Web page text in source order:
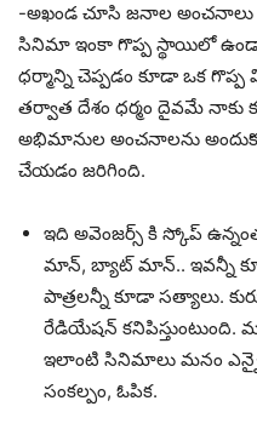
-అఖండ చూసి జనాల
సినిమా ఇంకా గొప్ప స్థాయిలో
ధర్మాన్ని చెప్పడం కూడా ఒక
తర్వాత దేశం ధర్మం దైవమే నాకు
అభిమానుల అంచనాలను
చేయడం జరిగింది.
ఇది అవెంజర్స్ కి స్కోప్
మాన్, బ్యాట్ మాన్.. ఇవన్నీ
పాత్రలన్నీ కూడా సత్యాలు.
రేడియేషన్ కనిపిస్తుంటుంది.
ఇలాంటి సినిమాలు మనం
సంకల్పం, ఓపిక.